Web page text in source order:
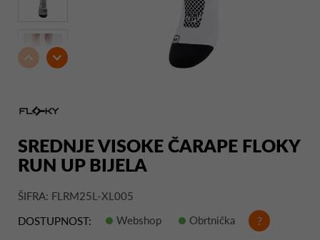
SREDNJE VISOKE ČARAPE FLOKY
RUN UP BIJELA
ŠIFRA: FLRM25L-XL005
DOSTUPNOST:
Webshop Obrtnička ?